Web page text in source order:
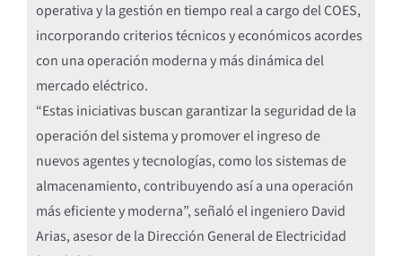
operativa y la gestión en tiempo real a cargo del COES,
incorporando criterios técnicos y económicos acordes
con una operación moderna y más dinámica del
mercado eléctrico.
“Estas iniciativas buscan garantizar la seguridad de la
operación del sistema y promover el ingreso de
nuevos agentes y tecnologías, como los sistemas de
almacenamiento, contribuyendo así a una operación
más eficiente y moderna”, señaló el ingeniero David
Arias, asesor de la Dirección General de Electricidad